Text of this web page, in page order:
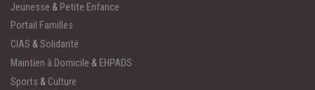
Jeunesse & Petite Enfance
Portail Familles
CIAS & Solidarité
Maintien à Domicile & EHPADS
Sports & Culture